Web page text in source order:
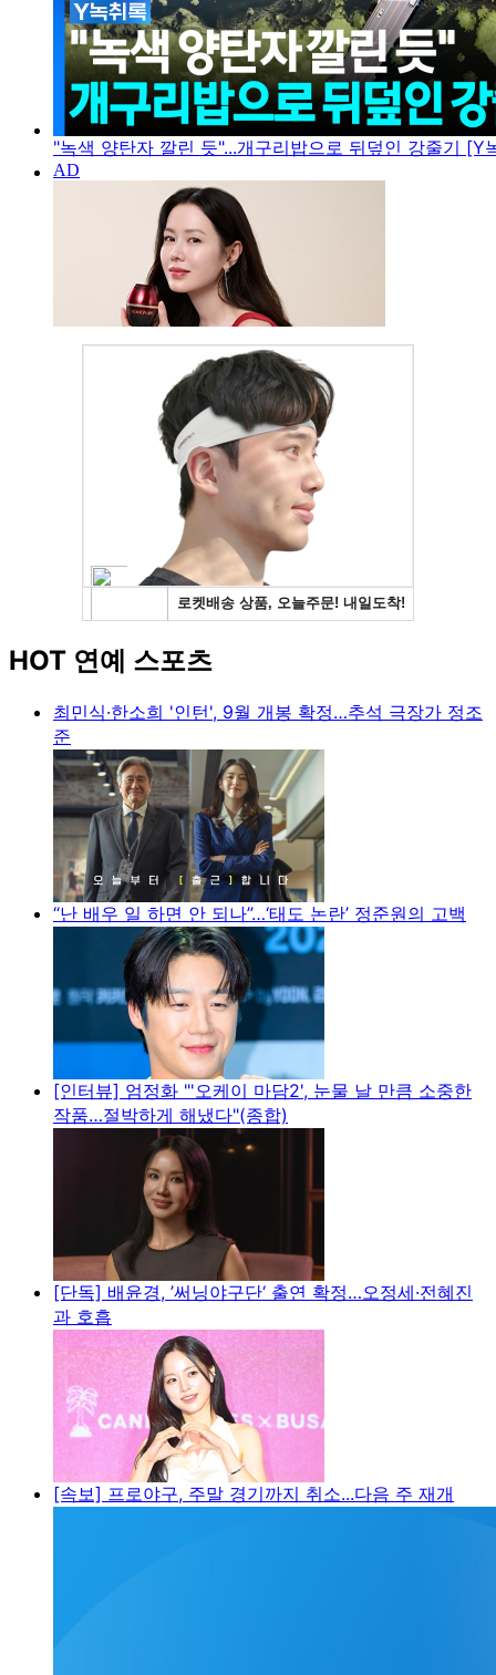
"녹색 양탄자 깔린 듯"...개구리밥으로 뒤덮인 강줄기 [Y
HOT 연예 스포츠
최민식·한소희 '인턴', 9월 개봉 확정…추석 극장가 정조
준
“난 배우 일 하면 안 되나”…‘태도 논란’ 정준원의 고백
[인터뷰] 엄정화 "'오케이 마담2', 눈물 날 만큼 소중한
작품…절박하게 해냈다"(종합)
[단독] 배윤경, ’써닝야구단‘ 출연 확정…오정세·전혜진
과 호흡
[속보] 프로야구, 주말 경기까지 취소...다음 주 재개